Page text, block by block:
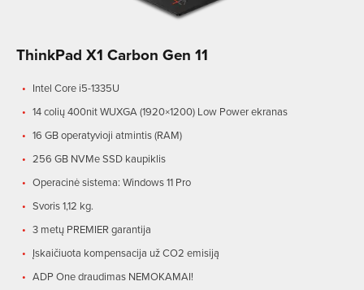
ThinkPad X1 Carbon Gen 11
Intel Core i5-1335U
14 colių 400nit WUXGA (1920×1200) Low Power ekranas
16 GB operatyvioji atmintis (RAM)
256 GB NVMe SSD kaupiklis
Operacinė sistema: Windows 11 Pro
Svoris 1,12 kg.
3 metų PREMIER garantija
Įskaičiuota kompensacija už CO2 emisiją
ADP One draudimas NEMOKAMAI!